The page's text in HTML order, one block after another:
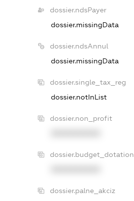
dossier.ndsPayer
dossier.missingData
dossier.ndsAnnul
dossier.missingData
dossier.single_tax_reg
dossier.notInList
dossier.non_profit
dossier.budget_dotation
dossier.palne_akciz